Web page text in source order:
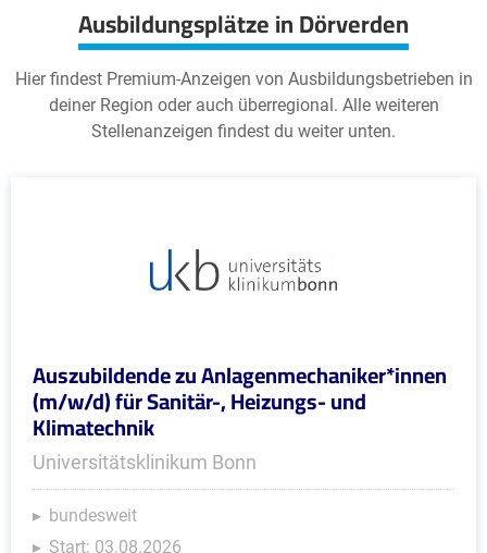
Ausbildungsplätze in Dörverden
Hier findest Premium-Anzeigen von Ausbildungsbetrieben in
deiner Region oder auch überregional. Alle weiteren
Stellenanzeigen findest du weiter unten.
Auszubildende zu Anlagenmechaniker*innen
(m/w/d) für Sanitär-, Heizungs- und
Klimatechnik
Universitätsklinikum Bonn
bundesweit
Start: 03.08.2026